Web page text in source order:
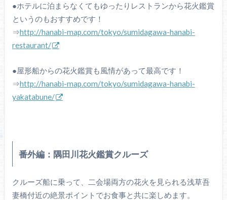
●ホテルに泊まらなくてもゆったりレストランから花火鑑賞
というのもおすすめです！
⇒http://hanabi-map.com/tokyo/sumidagawa-hanabi-
restaurant/
●屋形船からの花火鑑賞も風情があって最高です！
⇒http://hanabi-map.com/tokyo/sumidagawa-hanabi-
yakatabune/
番外編：隅田川花火鑑賞クルーズ
クルーズ船に乗って、二会場両方の花火を見られる浅草吾
妻橋付近の絶景ポイントでお食事と共に楽しめます。